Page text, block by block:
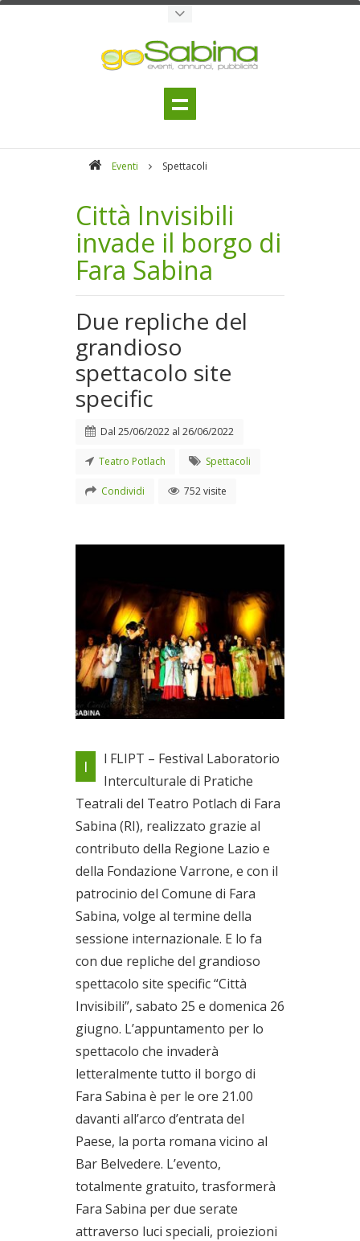
Eventi Spettacoli
Città Invisibili
invade il borgo di
Fara Sabina
Due repliche del
grandioso
spettacolo site
specific
Dal 25/06/2022 al 26/06/2022
Teatro Potlach Spettacoli
Condividi 752 visite
spettacolo site specific
Dal 25/06/2022 al
26/06/2022
I
l FLIPT – Festival Laboratorio
Interculturale di Pratiche
Teatrali del Teatro Potlach di Fara
Sabina (RI), realizzato grazie al
contributo della Regione Lazio e
della Fondazione Varrone, e con il
patrocinio del Comune di Fara
Sabina, volge al termine della
sessione internazionale. E lo fa
con due repliche del grandioso
spettacolo site specific “Città
Invisibili”, sabato 25 e domenica 26
giugno. L’appuntamento per lo
spettacolo che invaderà
letteralmente tutto il borgo di
Fara Sabina è per le ore 21.00
davanti all’arco d’entrata del
Paese, la porta romana vicino al
Bar Belvedere. L’evento,
totalmente gratuito, trasformerà
Fara Sabina per due serate
attraverso luci speciali, proiezioni